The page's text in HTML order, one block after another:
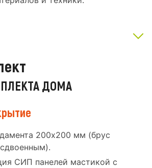
ДОМА
200x200 мм (брус
СИП панелей мастикой с